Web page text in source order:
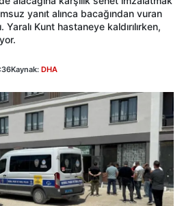
yanıt alınca bacağından vuran
Kunt hastaneye kaldırılırken,
Kaynak: DHA